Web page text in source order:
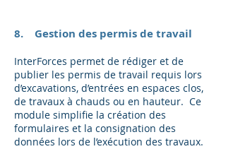
8. Gestion des permis de travail
InterForces permet de rédiger et de
publier les permis de travail requis lors
d’excavations, d’entrées en espaces clos,
de travaux à chauds ou en hauteur. Ce
module simplifie la création des
formulaires et la consignation des
données lors de l’exécution des travaux.